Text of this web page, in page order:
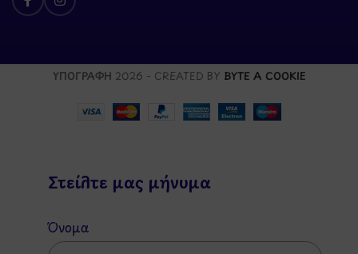
ΥΠΟΓΡΑΦΗ 2026 - CREATED BY BYTE A COOKIE
Στείλτε μας μήνυμα
Όνομα